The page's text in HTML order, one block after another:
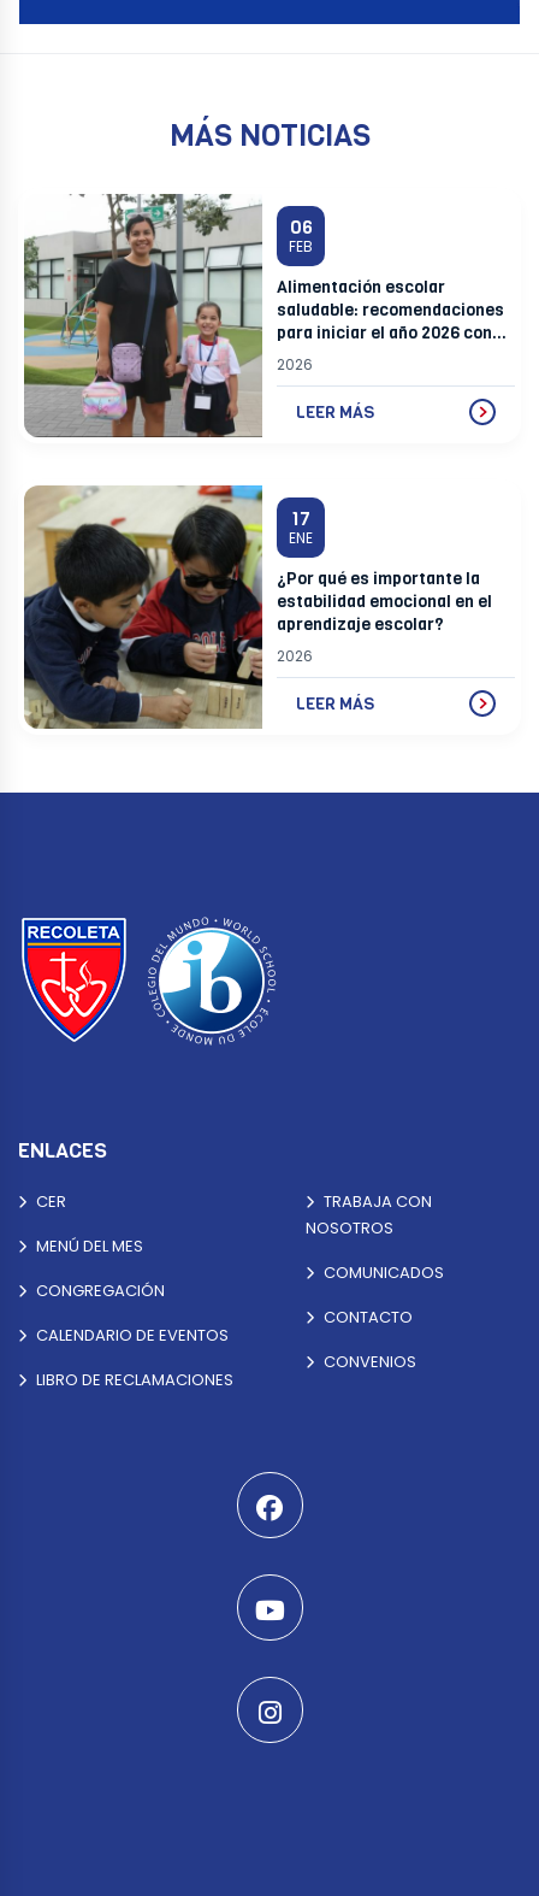
MÁS NOTICIAS
06
FEB
Alimentación escolar
saludable: recomendaciones
para iniciar el año 2026 con
buenos hábitos
2026
LEER MÁS
17
ENE
¿Por qué es importante la
estabilidad emocional en el
aprendizaje escolar?
2026
LEER MÁS
ENLACES
CER
MENÚ DEL MES
CONGREGACIÓN
CALENDARIO DE EVENTOS
LIBRO DE RECLAMACIONES
TRABAJA CON
NOSOTROS
COMUNICADOS
CONTACTO
CONVENIOS